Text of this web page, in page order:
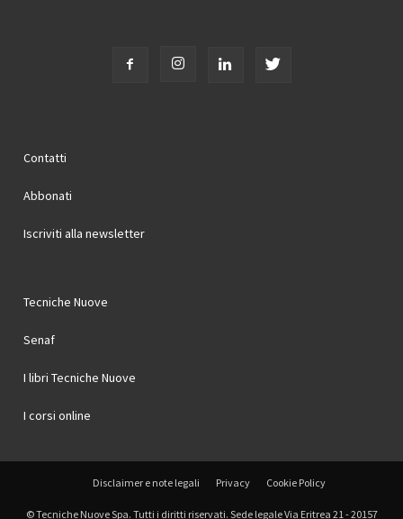
Contatti
Abbonati
Iscriviti alla newsletter
Tecniche Nuove
Senaf
I libri Tecniche Nuove
I corsi online
Disclaimer e note legali Privacy Cookie Policy
© Tecniche Nuove Spa. Tutti i diritti riservati. Sede legale Via Eritrea 21 - 20157